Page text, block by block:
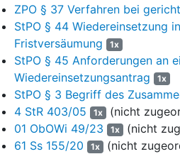
Beschwerde verwarf das OLG
unbegründet (Blatt 39 ff. – Ws 207/
die Beschwerdeführerin im Rahmen
gegen die Berufungsverwerfung vom
hiesigen Beschwerdeverfahren
3. Ausweislich einer vor dem
dem Bayerischen
Beschwerdeführerin unter der
Seit dem 26.02.2024 wohnte die
ZPO § 37 Verfahren bei
StPO § 44 Wiedereinsetzung
Fristversäumung
1x
StPO § 45 Anforderungen an
Wiedereinsetzungsantrag
1x
StPO § 3 Begriff des
4 StR 403/05 1x (nicht
01 ObOWi 49/23
1x (nicht
61 Ss 155/20
1x (nicht